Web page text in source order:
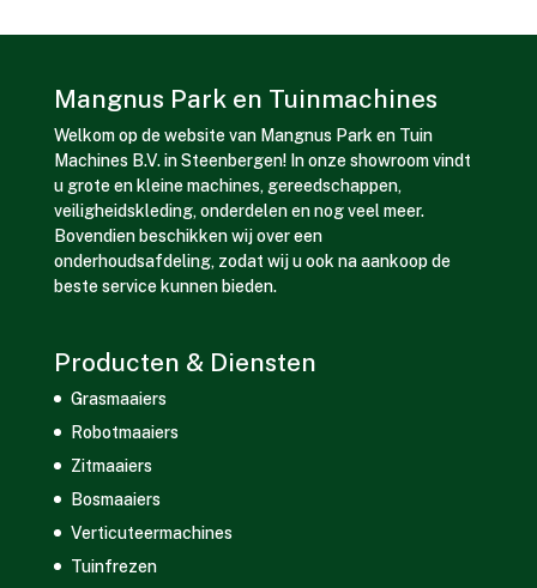
Mangnus Park en Tuinmachines
Welkom op de website van Mangnus Park en Tuin
Machines B.V. in Steenbergen! In onze showroom vindt
u grote en kleine machines, gereedschappen,
veiligheidskleding, onderdelen en nog veel meer.
Bovendien beschikken wij over een
onderhoudsafdeling, zodat wij u ook na aankoop de
beste service kunnen bieden.
Producten & Diensten
Grasmaaiers
Robotmaaiers
Zitmaaiers
Bosmaaiers
Verticuteermachines
Tuinfrezen